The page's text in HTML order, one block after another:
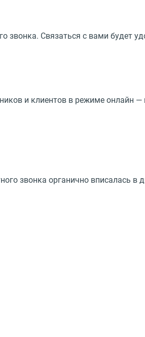
Связаться с вами будет
и клиентов в режиме онлайн —
звонка органично вписалась в